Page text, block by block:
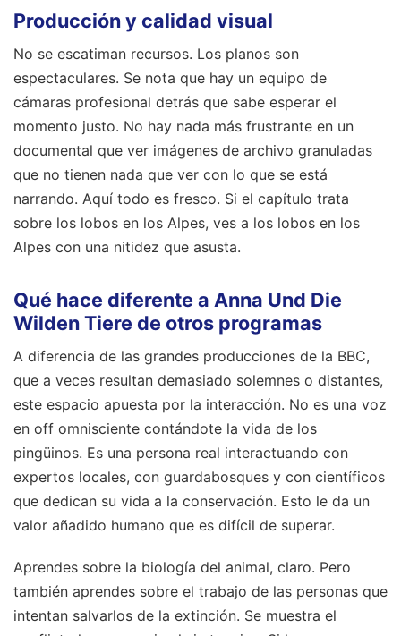
Producción y calidad visual
No se escatiman recursos. Los planos son
espectaculares. Se nota que hay un equipo de
cámaras profesional detrás que sabe esperar el
momento justo. No hay nada más frustrante en un
documental que ver imágenes de archivo granuladas
que no tienen nada que ver con lo que se está
narrando. Aquí todo es fresco. Si el capítulo trata
sobre los lobos en los Alpes, ves a los lobos en los
Alpes con una nitidez que asusta.
Qué hace diferente a Anna Und Die
Wilden Tiere de otros programas
A diferencia de las grandes producciones de la BBC,
que a veces resultan demasiado solemnes o distantes,
este espacio apuesta por la interacción. No es una voz
en off omnisciente contándote la vida de los
pingüinos. Es una persona real interactuando con
expertos locales, con guardabosques y con científicos
que dedican su vida a la conservación. Esto le da un
valor añadido humano que es difícil de superar.
Aprendes sobre la biología del animal, claro. Pero
también aprendes sobre el trabajo de las personas que
intentan salvarlos de la extinción. Se muestra el